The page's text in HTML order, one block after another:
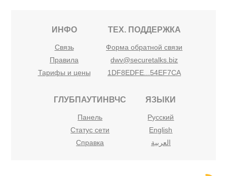
ИНФО
Связь
Правила
Тарифы и цены
ТЕХ. ПОДДЕРЖКА
Форма обратной связи
dwv@securetalks.biz
1DF8EDFE...54EF7CA
ГЛУБПАУТИНВЧС
Панель
Статус сети
Справка
ЯЗЫКИ
Русский
English
العربية